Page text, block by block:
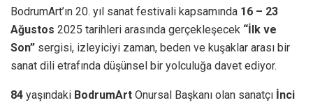
BodrumArt’ın 20. yıl sanat festivali kapsamında 16 – 23
Ağustos 2025 tarihleri arasında gerçekleşecek “İlk ve
Son” sergisi, izleyiciyi zaman, beden ve kuşaklar arası bir
sanat dili etrafında düşünsel bir yolculuğa davet ediyor.
84 yaşındaki BodrumArt Onursal Başkanı olan sanatçı İnci